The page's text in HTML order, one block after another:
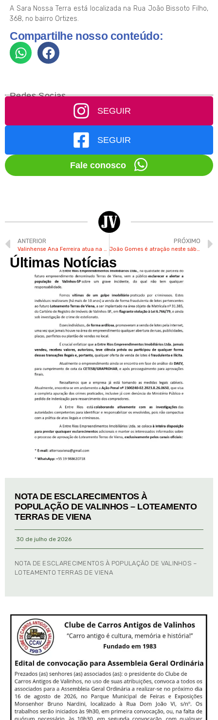
A Sara Nossa Terra está localizada na Rua João Bissoto Filho,
368, no bairro Ortizes.
Compartilhe nosso conteúdo:
Redes Socias
SEGUIR
SEGUIR
Fale conosco
ANTERIOR
Valinhense Ana Ferreira atua na equipe sub-17 de vôlei como líbero
PRÓXIMO
João Gomes é atração neste sábado na Festa Julina de Valinhos
Últimas Notícias
NOTA DE ESCLARECIMENTOS À
POPULAÇÃO DE VALINHOS – LOTEAMENTO
TERRAS DE VIENA
30 de julho de 2026
NOTA DE ESCLARECIMENTOS À POPULAÇÃO DE VALINHOS –
LOTEAMENTO TERRAS DE VIENA